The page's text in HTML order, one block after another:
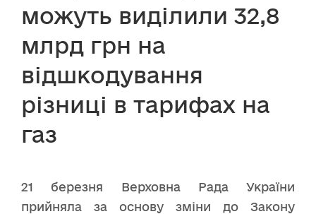
можуть виділили 32,8
млрд грн на
відшкодування
різниці в тарифах на
газ
21 березня Верховна Рада України
прийняла за основу зміни до Закону